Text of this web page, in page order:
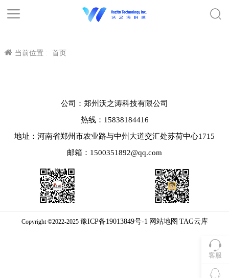
当前位置 : 首页
客服
公司：郑州沃之涛科技有限公司
热线：15838184416
地址：河南省郑州市农业路与中州大道交汇处苏荷中心1715
邮箱：1500351892@qq.com
Copyright ©2022-2025 豫ICP备19013849号-1 网站地图 TAG云库